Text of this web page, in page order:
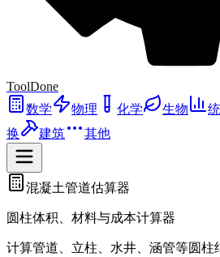
ToolDone
数学
物理 化学 生物
换
建筑 其他
混凝土管道估算器
圆柱体积、材料与成本计算器
计算管道、立柱、水井、涵管等圆柱